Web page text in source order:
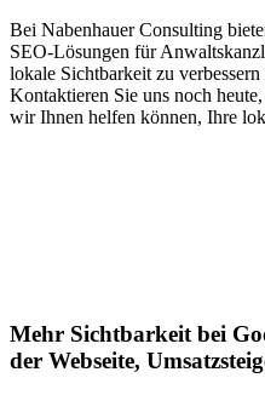
Bei Nabenhauer Consulting
SEO-Lösungen für
lokale Sichtbarkeit zu
Kontaktieren Sie uns noch
wir Ihnen helfen können, Ihre
Mehr Sichtbarkeit bei
der Webseite,